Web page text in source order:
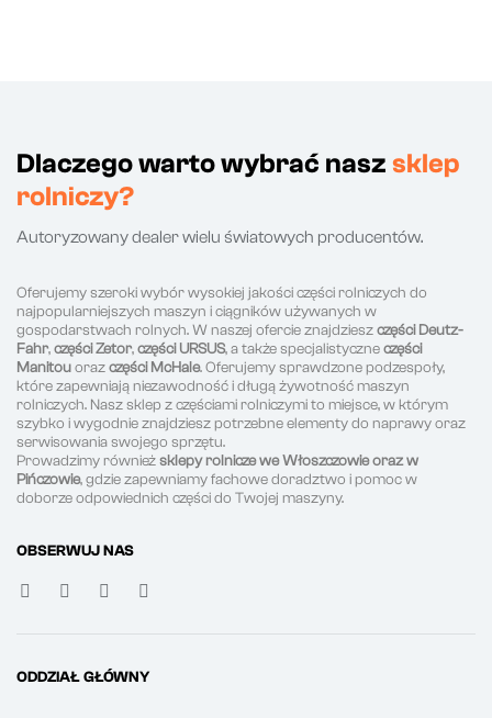
Dlaczego warto wybrać nasz sklep
rolniczy?
Autoryzowany dealer wielu światowych producentów.
Oferujemy szeroki wybór wysokiej jakości części rolniczych do
najpopularniejszych maszyn i ciągników używanych w
gospodarstwach rolnych. W naszej ofercie znajdzieszczęści Deutz-
Fahr,części Zetor,części URSUS, a także specjalistyczneczęści
Manitouorazczęści McHale. Oferujemy sprawdzone podzespoły,
które zapewniają niezawodność i długą żywotność maszyn
rolniczych. Nasz sklep z częściami rolniczymi to miejsce, w którym
szybko i wygodnie znajdziesz potrzebne elementy do naprawy oraz
serwisowania swojego sprzętu.
Prowadzimy równieżsklepy rolnicze we Włoszczowie oraz w
Pińczowie, gdzie zapewniamy fachowe doradztwo i pomoc w
doborze odpowiednich części do Twojej maszyny.
OBSERWUJ NAS
ODDZIAŁ GŁÓWNY